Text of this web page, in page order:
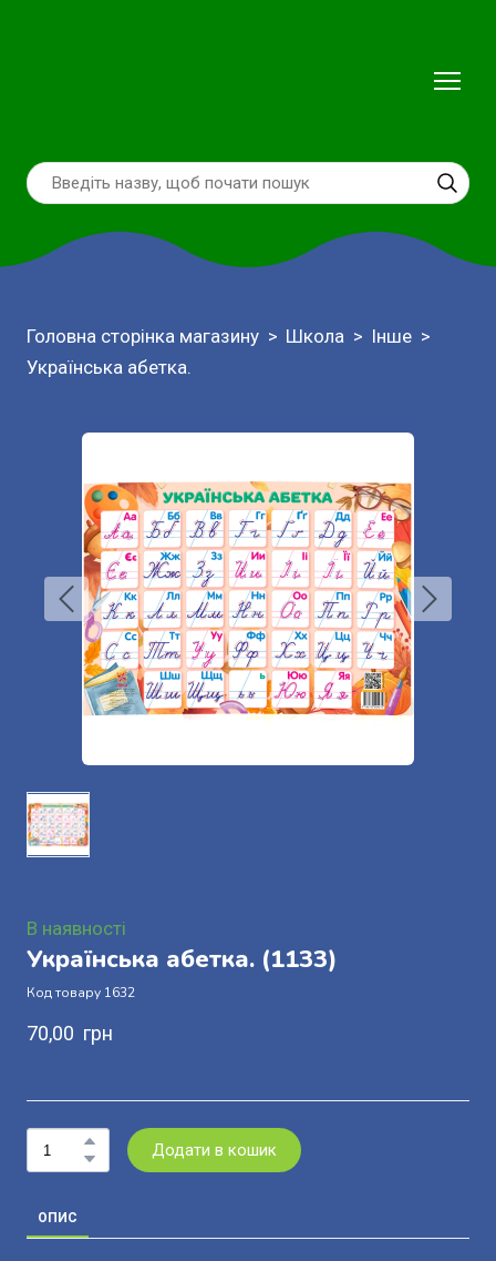
Головна сторінка магазину Школа
Інше
Українська абетка.
В наявності
Українська абетка. (1133)
Код товару 1632
70,00  грн
Додати в кошик
ОПИС